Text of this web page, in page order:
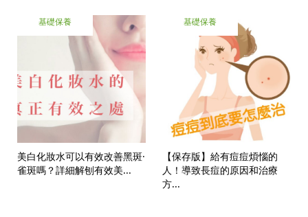
基礎保養
美白化妝水可以有效改善黑斑·
雀斑嗎？詳細解刨有效美...
基礎保養
【保存版】給有痘痘煩惱的
人！導致長痘的原因和治療
方...